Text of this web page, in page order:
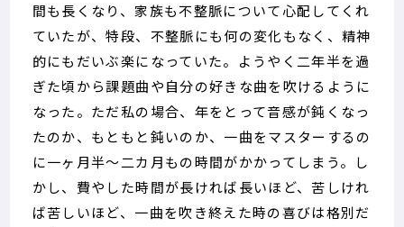
間も長くなり、家族も不整脈について心配してくれ
ていたが、特段、不整脈にも何の変化もなく、精神
的にもだいぶ楽になっていた。ようやく二年半を過
ぎた頃から課題曲や自分の好きな曲を吹けるように
なった。ただ私の場合、年をとって音感が鈍くなっ
たのか、もともと鈍いのか、一曲をマスターするの
に一ヶ月半～二カ月もの時間がかかってしまう。し
かし、費やした時間が長ければ長いほど、苦しけれ
ば苦しいほど、一曲を吹き終えた時の喜びは格別だ